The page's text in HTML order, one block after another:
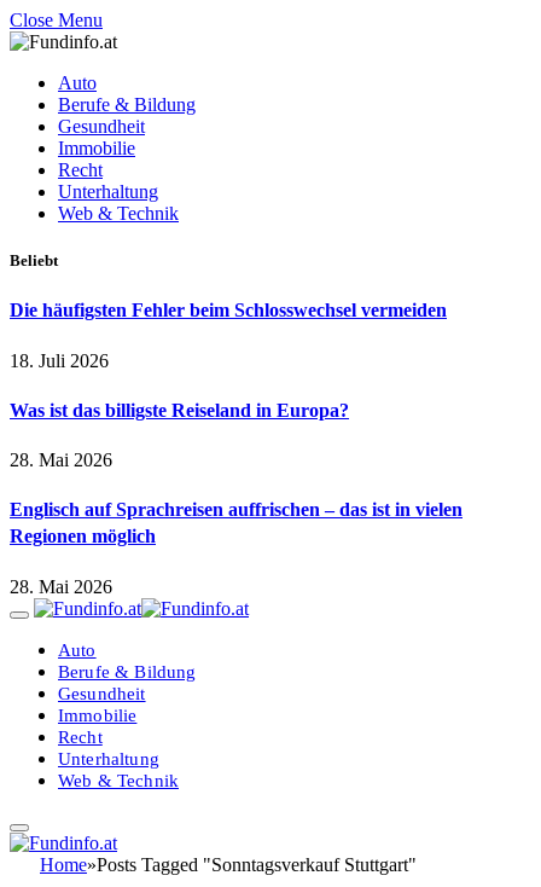
Close Menu
Auto
Berufe & Bildung
Gesundheit
Immobilie
Recht
Unterhaltung
Web & Technik
Beliebt
Die häufigsten Fehler beim Schlosswechsel vermeiden
18. Juli 2026
Was ist das billigste Reiseland in Europa?
28. Mai 2026
Englisch auf Sprachreisen auffrischen – das ist in vielen
Regionen möglich
28. Mai 2026
Auto
Berufe & Bildung
Gesundheit
Immobilie
Recht
Unterhaltung
Web & Technik
Home»Posts Tagged "Sonntagsverkauf Stuttgart"